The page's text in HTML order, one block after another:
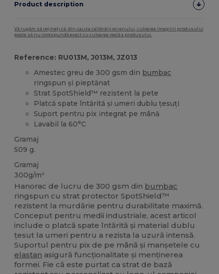
Product description
Vă rugăm să rețineți că, din cauza calibrării ecranului, culoarea imaginii produsului
poate să nu corespundă exact cu culoarea reală a produsului.
Reference: RU013M, J013M, JZ013
Amestec greu de 300 gsm din bumbac
ringspun și pieptănat
Strat SpotShield™ rezistent la pete
Platcă spate întărită și umeri dublu țesuți
Suport pentru pix integrat pe mână
Lavabil la 60°C
Gramaj
509 g.
Gramaj
300g/m²
Hanorac de lucru de 300 gsm din bumbac
ringspun cu strat protector SpotShield™
rezistent la murdărie pentru durabilitate maximă.
Conceput pentru medii industriale, acest articol
include o platcă spate întărită și material dublu
țesut la umeri pentru a rezista la uzură intensă.
Suportul pentru pix de pe mână și manșetele cu
elastan asigură funcționalitate și menținerea
formei. Fie că este purtat ca strat de bază